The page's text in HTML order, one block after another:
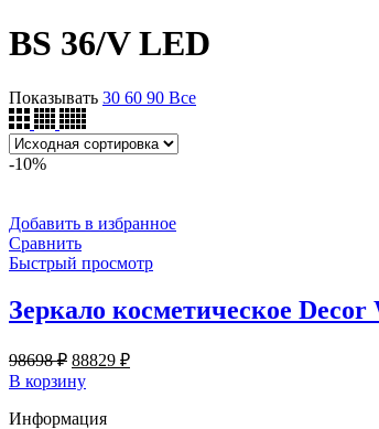
BS 36/V LED
Показывать 30 60 90 Все
-10%
Добавить в избранное
Сравнить
Быстрый просмотр
Зеркало косметическое
98698₽ Первоначальная
цена
составляла
98698 ₽.
88829 ₽Текущая
В корзину
Информация